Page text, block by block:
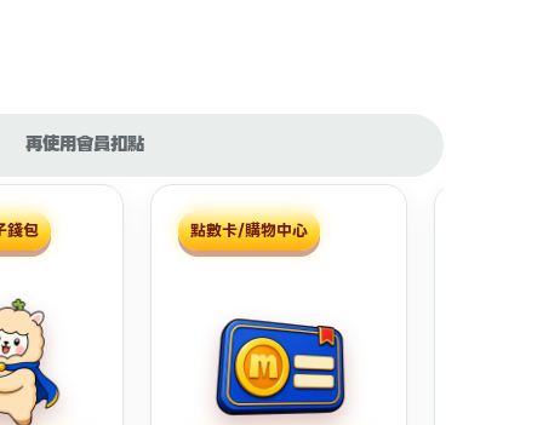
再使用會員扣點
錢包 點數卡/購物中心